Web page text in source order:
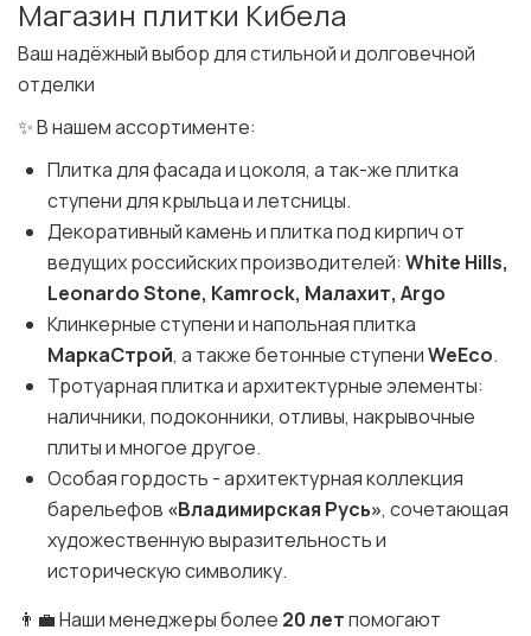
Магазин плитки Кибела
Ваш надёжный выбор для стильной и долговечной
отделки
✨ В нашем ассортименте:
Плитка для фасада и цоколя, а так-же плитка
ступени для крыльца и летсницы.
Декоративный камень и плитка под кирпич от
ведущих российских производителей: White Hills,
Leonardo Stone, Kamrock, Малахит, Argo
Клинкерные ступени и напольная плитка
МаркаСтрой, а также бетонные ступениWeEco.
Тротуарная плитка и архитектурные элементы:
наличники, подоконники, отливы, накрывочные
плиты и многое другое.
Особая гордость - архитектурная коллекция
барельефов «Владимирская Русь», сочетающая
художественную выразительность и
историческую символику.
👨‍💼 Наши менеджеры более 20 летпомогают